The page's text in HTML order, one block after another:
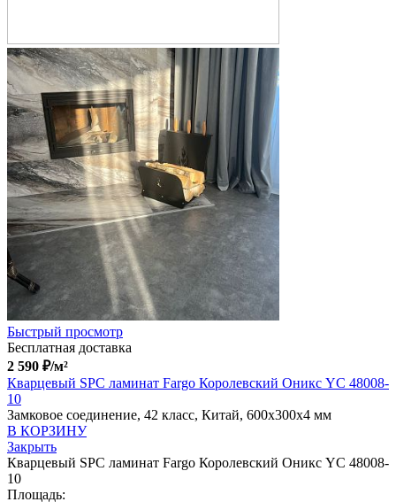
Быстрый просмотр
Бесплатная доставка
2 590 ₽/м²
Кварцевый SPC ламинат Fargo Королевский Оникс YC 48008-
10
Замковое соединение, 42 класс, Китай, 600x300x4 мм
В КОРЗИНУ
Закрыть
Кварцевый SPC ламинат Fargo Королевский Оникс YC 48008-
10
Площадь: